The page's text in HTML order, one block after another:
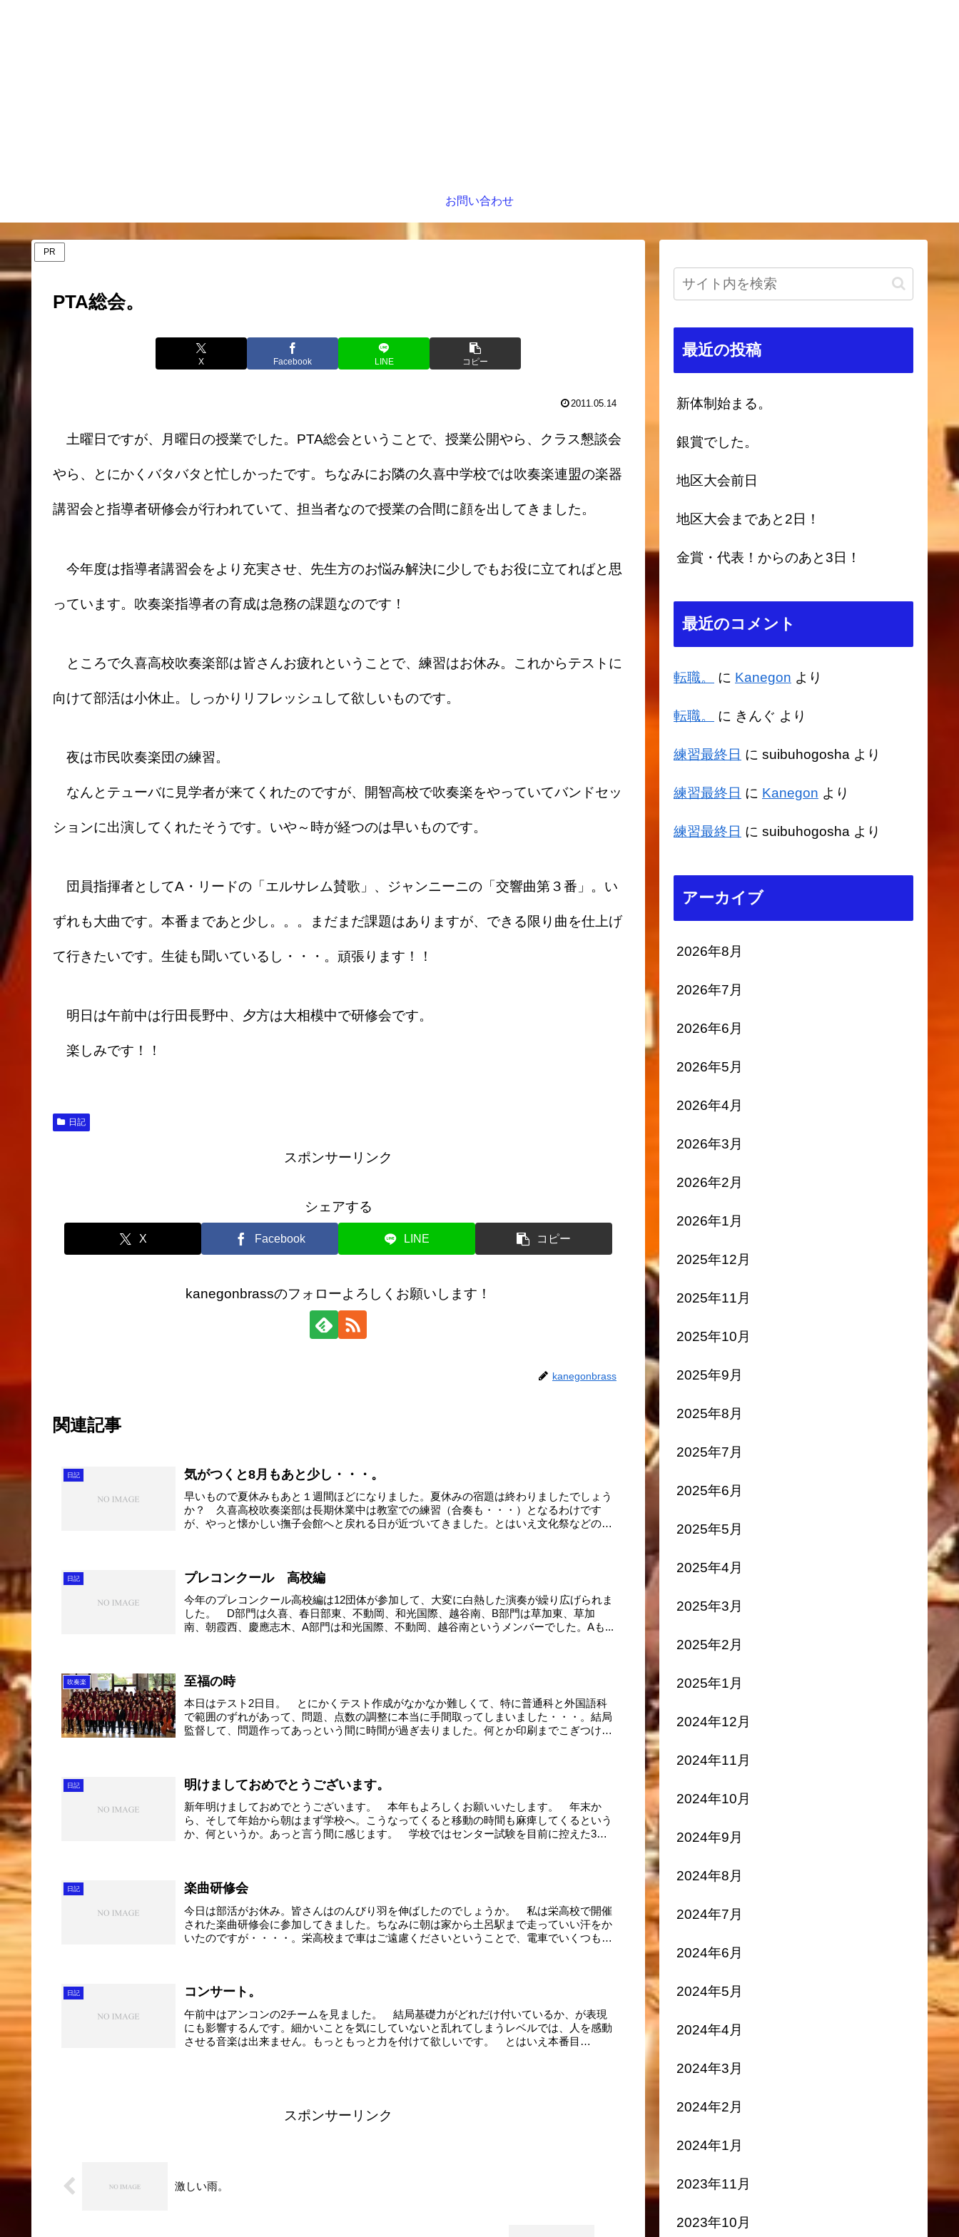
お問い合わせ
PR
PTA総会。
X Facebook LINE コピー
2011.05.14
土曜日ですが、月曜日の授業でした。PTA総会ということで、授業公開やら、クラス懇談会
やら、とにかくバタバタと忙しかったです。ちなみにお隣の久喜中学校では吹奏楽連盟の楽器
講習会と指導者研修会が行われていて、担当者なので授業の合間に顔を出してきました。
今年度は指導者講習会をより充実させ、先生方のお悩み解決に少しでもお役に立てればと思
っています。吹奏楽指導者の育成は急務の課題なのです！
ところで久喜高校吹奏楽部は皆さんお疲れということで、練習はお休み。これからテストに
向けて部活は小休止。しっかりリフレッシュして欲しいものです。
夜は市民吹奏楽団の練習。
なんとテューバに見学者が来てくれたのですが、開智高校で吹奏楽をやっていてバンドセッ
ションに出演してくれたそうです。いや～時が経つのは早いものです。
団員指揮者としてA・リードの「エルサレム賛歌」、ジャンニーニの「交響曲第３番」。い
ずれも大曲です。本番まであと少し。。。まだまだ課題はありますが、できる限り曲を仕上げ
て行きたいです。生徒も聞いているし・・・。頑張ります！！
明日は午前中は行田長野中、夕方は大相模中で研修会です。
楽しみです！！
日記
スポンサーリンク
シェアする
X Facebook LINE コピー
kanegonbrassのフォローよろしくお願いします！
kanegonbrass
関連記事
日記 気がつくと8月もあと少し・・・。
早いもので夏休みもあと１週間ほどになりました。夏休みの宿題は終わりましたでしょう
か？ 久喜高校吹奏楽部は長期休業中は教室での練習（合奏も・・・）となるわけです
が、やっと懐かしい撫子会館へと戻れる日が近づいてきました。とはいえ文化祭などの本
日記 プレコンクール 高校編
今年のプレコンクール高校編は12団体が参加して、大変に白熱した演奏が繰り広げられま
した。 D部門は久喜、春日部東、不動岡、和光国際、越谷南、B部門は草加東、草加
南、朝霞西、慶應志木、A部門は和光国際、不動岡、越谷南というメンバーでした。Aも...
吹奏楽 至福の時
本日はテスト2日目。 とにかくテスト作成がなかなか難しくて、特に普通科と外国語科
で範囲のずれがあって、問題、点数の調整に本当に手間取ってしまいました・・・。結局
監督して、問題作ってあっという間に時間が過ぎ去りました。何とか印刷までこぎつけ
日記 明けましておめでとうございます。
新年明けましておめでとうございます。 本年もよろしくお願いいたします。 年末か
ら、そして年始から朝はまず学校へ。こうなってくると移動の時間も麻痺してくるという
か、何というか。あっと言う間に感じます。 学校ではセンター試験を目前に控えた3年
日記 楽曲研修会
今日は部活がお休み。皆さんはのんびり羽を伸ばしたのでしょうか。 私は栄高校で開催
された楽曲研修会に参加してきました。ちなみに朝は家から土呂駅まで走っていい汗をか
いたのですが・・・・。栄高校まで車はご遠慮くださいということで、電車でいくつも
日記 コンサート。
午前中はアンコンの2チームを見ました。 結局基礎力がどれだけ付いているか、が表現
にも影響するんです。細かいことを気にしていないと乱れてしまうレベルでは、人を感動
させる音楽は出来ません。もっともっと力を付けて欲しいです。 とはいえ本番目
スポンサーリンク
激しい雨。
最近の投稿
新体制始まる。
銀賞でした。
地区大会前日
地区大会まであと2日！
金賞・代表！からのあと3日！
最近のコメント
転職。 に Kanegon より
転職。 に きんぐ より
練習最終日 に suibuhogosha より
練習最終日 に Kanegon より
練習最終日 に suibuhogosha より
アーカイブ
2026年8月
2026年7月
2026年6月
2026年5月
2026年4月
2026年3月
2026年2月
2026年1月
2025年12月
2025年11月
2025年10月
2025年9月
2025年8月
2025年7月
2025年6月
2025年5月
2025年4月
2025年3月
2025年2月
2025年1月
2024年12月
2024年11月
2024年10月
2024年9月
2024年8月
2024年7月
2024年6月
2024年5月
2024年4月
2024年3月
2024年2月
2024年1月
2023年11月
2023年10月